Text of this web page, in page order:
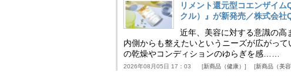
リメント還元型コエンザイ
クル）』が新発売／株式会社
近年、美容に対する意識の高
内側からも整えたいというニーズが広がっ
の乾燥やコンディションのゆらぎを感……
2026年08月05日 17：03 新商品（健康） 新商品（美容